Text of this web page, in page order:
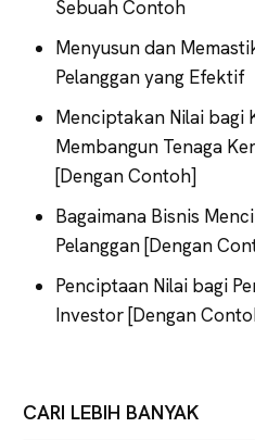
Sebuah Contoh
Menyusun dan
Pelanggan yang Efektif
Menciptakan Nilai bagi
Membangun Tenaga
[Dengan Contoh]
Bagaimana Bisnis
Pelanggan [Dengan
Penciptaan Nilai bagi
Investor [Dengan
CARI LEBIH BANYAK